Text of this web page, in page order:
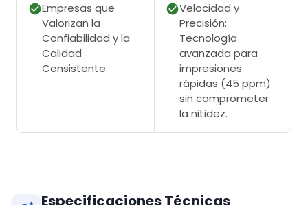
Empresas que
Valorizan la
Confiabilidad y la
Calidad
Consistente
Velocidad y
Precisión:
Tecnología
avanzada para
impresiones
rápidas (45 ppm)
sin comprometer
la nitidez.
Especificaciones Técnicas